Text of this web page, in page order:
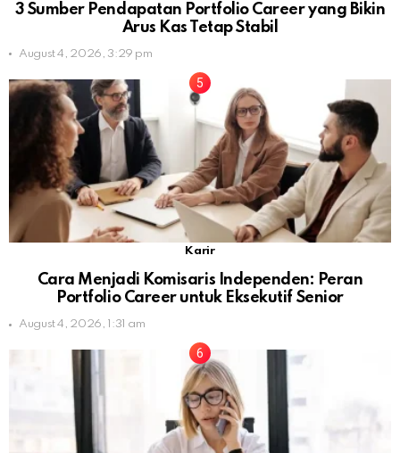
3 Sumber Pendapatan Portfolio Career yang Bikin
Arus Kas Tetap Stabil
August 4, 2026, 3:29 pm
Karir
Cara Menjadi Komisaris Independen: Peran
Portfolio Career untuk Eksekutif Senior
August 4, 2026, 1:31 am